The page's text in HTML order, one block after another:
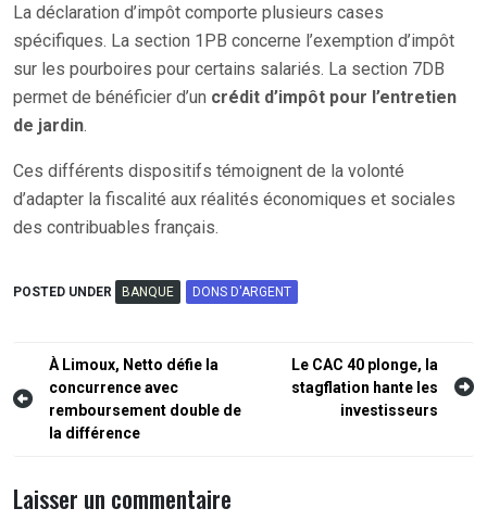
La déclaration d’impôt comporte plusieurs cases
spécifiques. La section 1PB concerne l’exemption d’impôt
sur les pourboires pour certains salariés. La section 7DB
permet de bénéficier d’un crédit d’impôt pour l’entretien
de jardin.
Ces différents dispositifs témoignent de la volonté
d’adapter la fiscalité aux réalités économiques et sociales
des contribuables français.
POSTED UNDER BANQUE DONS D'ARGENT
Navigation
de
l’article
À Limoux, Netto défie la
concurrence avec
remboursement double de
la différence
Le CAC 40 plonge, la
stagflation hante les
investisseurs
Laisser un commentaire